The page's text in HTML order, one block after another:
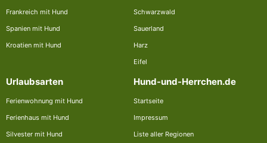
Frankreich mit Hund
Spanien mit Hund
Kroatien mit Hund
Schwarzwald
Sauerland
Harz
Eifel
Urlaubsarten
Ferienwohnung mit Hund
Ferienhaus mit Hund
Silvester mit Hund
Hund-und-Herrchen.de
Startseite
Impressum
Liste aller Regionen